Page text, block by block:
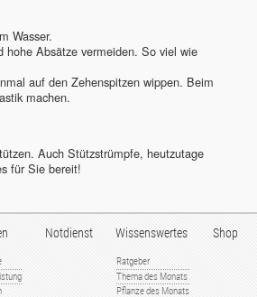
Wasser.
hohe Absätze vermeiden. So viel wie
auf den Zehenspitzen wippen. Beim
machen.
Auch Stützstrümpfe, heutzutage
für Sie bereit!
Notdienst Wissenswertes
Ratgeber
Thema des Monats
Pflanze des Monats
Shop